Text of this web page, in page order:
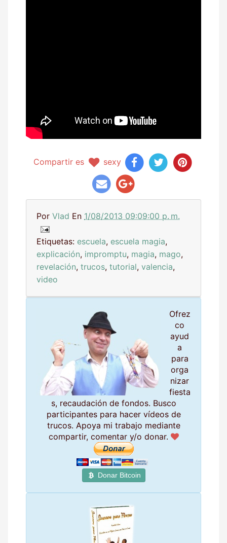
Compartir es sexy
Por Vlad En 1/08/2013 09:09:00 p. m.
Etiquetas: escuela, escuela magia,
explicación, impromptu, magia, mago,
revelación, trucos, tutorial, valencia,
video
Ofrez
co
ayud
a
para
orga
nizar
fiesta
s, recaudación de fondos. Busco
participantes para hacer vídeos de
trucos. Apoya mi trabajo mediante
compartir, comentar y/o donar.
Donar Bitcoin